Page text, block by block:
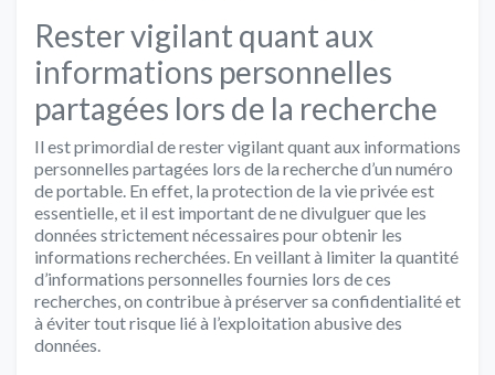
Rester vigilant quant aux
informations personnelles
partagées lors de la recherche
Il est primordial de rester vigilant quant aux informations
personnelles partagées lors de la recherche d’un numéro
de portable. En effet, la protection de la vie privée est
essentielle, et il est important de ne divulguer que les
données strictement nécessaires pour obtenir les
informations recherchées. En veillant à limiter la quantité
d’informations personnelles fournies lors de ces
recherches, on contribue à préserver sa confidentialité et
à éviter tout risque lié à l’exploitation abusive des
données.